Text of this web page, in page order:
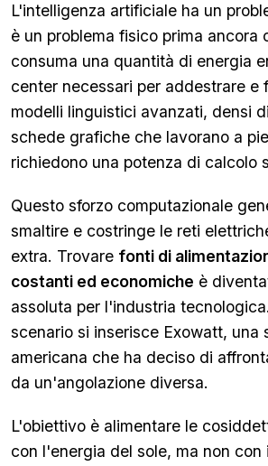
L'intelligenza artificiale ha un
è un problema fisico prima ancora
consuma una quantità di energia
center necessari per addestrare e
modelli linguistici avanzati, densi
schede grafiche che lavorano a
richiedono una potenza di calcolo
Questo sforzo computazionale
smaltire e costringe le reti
extra. Trovare fonti di
costanti ed economiche è
assoluta per l'industria
scenario si inserisce Exowatt, una
americana che ha deciso di
da un'angolazione diversa.
L'obiettivo è alimentare le
con l'energia del sole, ma non con